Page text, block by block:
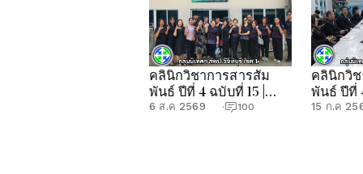
คลินิกวิชาการสารสัม
พันธ์ ปีที่ 4 ฉบับที่ 15 |
กลุ่มนิเทศฯ สพป.จันทบุรี
6 ส.ค 2569 · 100
คลินิกวิ
พันธ์ ปีที่
กลุ่มนิเท
15 ก.ค